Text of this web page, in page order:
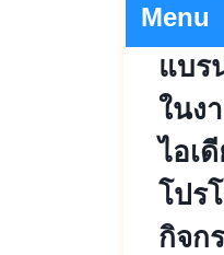
Menu
สิ่งที่
แบร
ในง
ไอเ
โปร
กิจก